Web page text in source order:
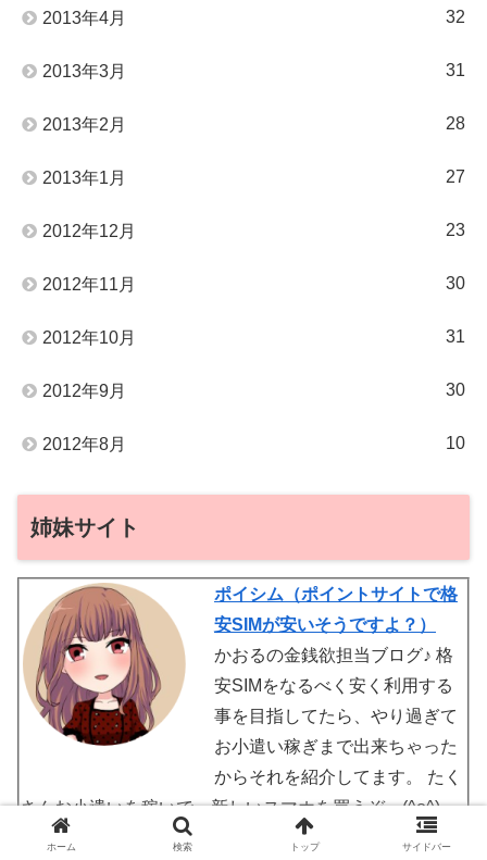
2013年4月 32
2013年3月 31
2013年2月 28
2013年1月 27
2012年12月 23
2012年11月 30
2012年10月 31
2012年9月 30
2012年8月 10
姉妹サイト
ポイシム（ポイントサイトで格
安SIMが安いそうですよ？）
かおるの金銭欲担当ブログ♪ 格
安SIMをなるべく安く利用する
事を目指してたら、やり過ぎて
お小遣い稼ぎまで出来ちゃった
からそれを紹介してます。 たく
さんお小遣いを稼いで、新しいスマホを買うぞー(^o^)
ホーム 検索 トップ サイドバー